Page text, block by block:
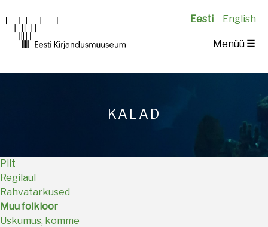
Eesti English
Main
Menüü ☰
KALAD
Pilt
Regilaul
Rahvatarkused
Muu folkloor
Uskumus, komme